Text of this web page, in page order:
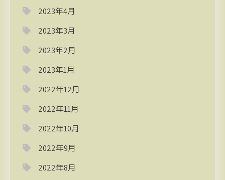
2023年4月
2023年3月
2023年2月
2023年1月
2022年12月
2022年11月
2022年10月
2022年9月
2022年8月